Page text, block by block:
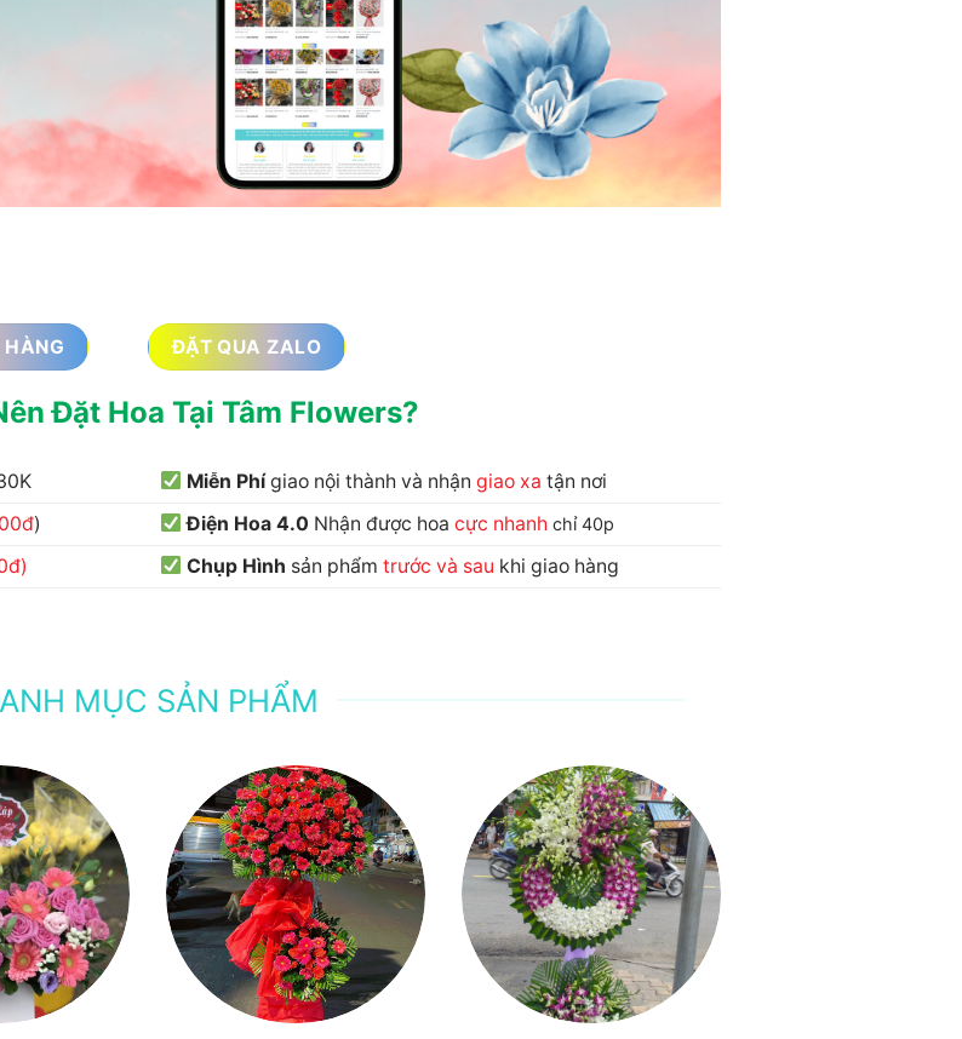
HÀNG ĐẶT QUA ZALO
Đặt Hoa Tại Tâm Flowers?
Miễn Phígiao nội thành và nhận giao xa tận nơi
) Điện Hoa 4.0 Nhận được hoa cực nhanh chỉ 40p
Chụp Hình sản phẩm trước và sau khi giao hàng
MỤC SẢN PHẨM